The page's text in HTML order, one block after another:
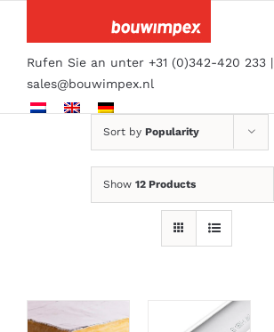
content
Rufen Sie an unter +31 (0)342-420 233 |
sales@bouwimpex.nl
Sort by Popularity
Show 12 Products